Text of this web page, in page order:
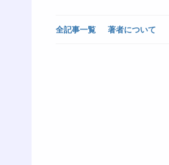
全記事一覧 著者について